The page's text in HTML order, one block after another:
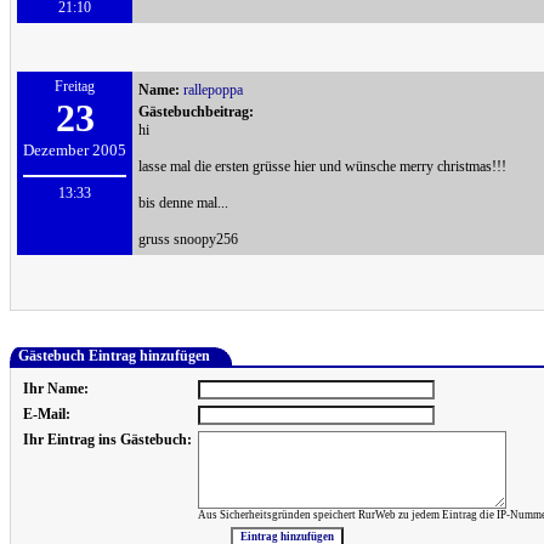
21:10
Freitag
23
Dezember 2005
13:33
Name: rallepoppa
Gästebuchbeitrag:
hi
lasse mal die ersten grüsse hier und wünsche merry christmas!!!
bis denne mal...
gruss snoopy256
Gästebuch Eintrag hinzufügen
Ihr Name:
E-Mail:
Ihr Eintrag ins Gästebuch:
Aus Sicherheitsgründen speichert RurWeb zu jedem Eintrag die IP-